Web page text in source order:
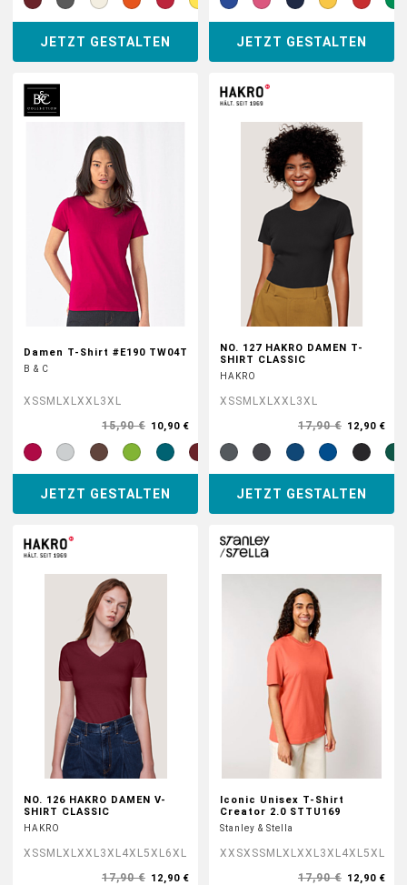
JETZT GESTALTEN JETZT GESTALTEN
Damen T-Shirt #E190 TW04T
B & C
XSS M LXLXXL3XL
15,90 € 10,90 €
JETZT GESTALTEN
NO. 127 HAKRO DAMEN T-
SHIRT CLASSIC
HAKRO
XSS M LXLXXL3XL
17,90 € 12,90 €
JETZT GESTALTEN
NO. 126 HAKRO DAMEN V-
SHIRT CLASSIC
HAKRO
XSS M LXLXXL3XL4XL5XL6XL
17,90 € 12,90 €
Iconic Unisex T-Shirt
Creator 2.0 STTU169
Stanley & Stella
XXSXSS M LXLXXL3XL4XL5XL
17,90 € 12,90 €